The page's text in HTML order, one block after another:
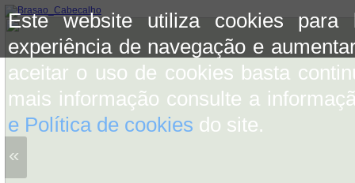
Este website utiliza cookies para
experiência de navegação e
aceitar o uso de cookies basta
mais informação consulte a
e Política de cookies do site.
«